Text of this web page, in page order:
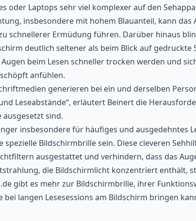
oder Laptops sehr viel komplexer auf den
insbesondere mit hohem Blauanteil, kann das
schnellerer Ermüdung führen. Darüber hinaus
deutlich seltener als beim Blick auf gedruckte
beim Lesen schneller trocken werden und
anfühlen.
generieren bei ein und derselben
Leseabstände“, erläutert Beinert die
ausgesetzt sind.
insbesondere für häufiges und ausgedehntes
spezielle Bildschirmbrille sein. Diese cleveren
ausgestattet und verhindern, dass das
die Bildschirmlicht konzentriert enthält,
gibt es mehr zur Bildschirmbrille, ihrer
bei langen Lesesessions am Bildschirm bringen